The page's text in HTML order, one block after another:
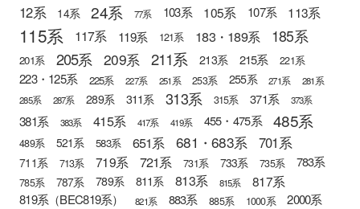
12系 14系 24系 77系 103系 105系 107系 113系
115系 117系 119系 121系 183・189系 185系
201系 205系 209系 211系 213系 215系 221系
223・125系 225系 227系 251系 253系 255系 271系
281系
285系
287系 289系 311系 313系 315系 371系 373系
381系 383系 415系 417系 419系 455・475系 485系
489系 521系 583系 651系 681・683系 701系
711系 713系 719系 721系 731系 733系 735系 783系
785系 787系 789系 811系 813系 815系 817系
819系（BEC819系） 821系 883系 885系 1000系 2000系